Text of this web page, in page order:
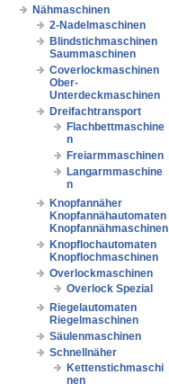
Nähmaschinen
2-Nadelmaschinen
Blindstichmaschinen
Saummaschinen
Coverlockmaschinen
Ober-
Unterdeckmaschinen
Dreifachtransport
Flachbettmaschine
n
Freiarmmaschinen
Langarmmaschine
n
Knopfannäher
Knopfannähautomaten
Knopfannähmaschinen
Knopflochautomaten
Knopflochmaschinen
Overlockmaschinen
Overlock Spezial
Riegelautomaten
Riegelmaschinen
Säulenmaschinen
Schnellnäher
Kettenstichmaschi
nen